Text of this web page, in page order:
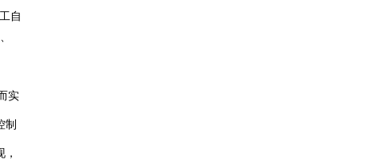
自
实
制